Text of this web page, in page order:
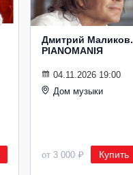
Дмитрий Маликов.
PIANOMANIЯ
04.11.2026 19:00
Дом музыки
от 3 000 ₽ Купить